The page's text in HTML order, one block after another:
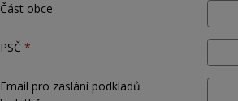
Část obce
PSČ
Email pro zaslání podkladů